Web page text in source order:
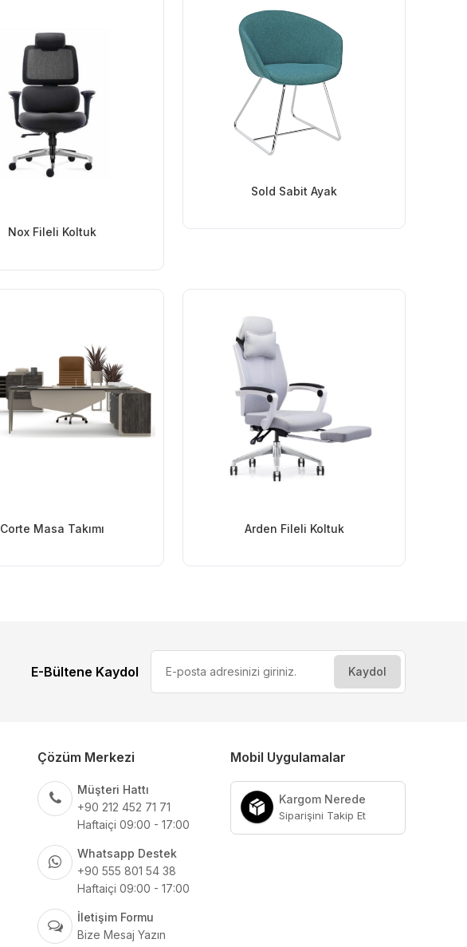
Nox Fileli Koltuk
Sold Sabit Ayak
Corte Masa Takımı Arden Fileli Koltuk
E-Bültene Kaydol
Çözüm Merkezi
Müşteri Hattı
+90 212 452 71 71
Haftaiçi 09:00 - 17:00
Whatsapp Destek
+90 555 801 54 38
Haftaiçi 09:00 - 17:00
İletişim Formu
Bize Mesaj Yazın
Mobil Uygulamalar
Kargom Nerede
Siparişini Takip Et